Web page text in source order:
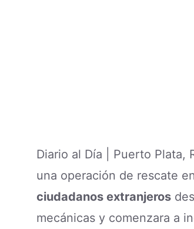
Diario al Día | Puerto Plata,
una operación de rescate
ciudadanos extranjeros
mecánicas y comenzara a